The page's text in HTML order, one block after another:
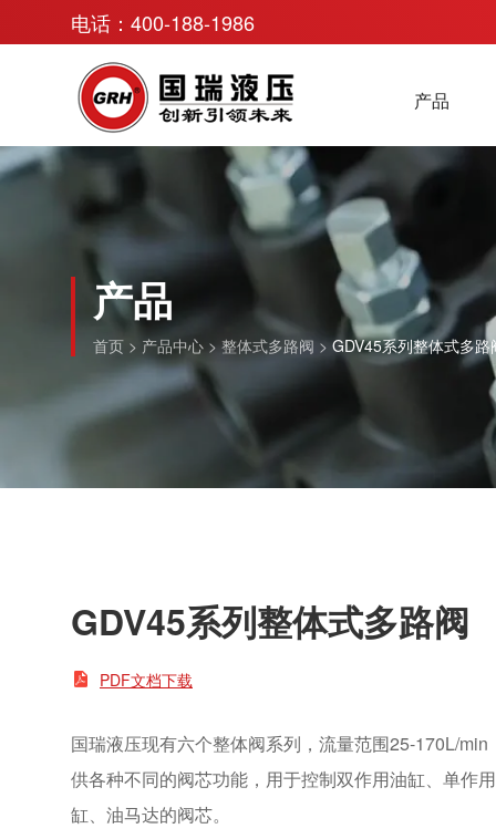
电话：400-188-1986
产品
产品
首页 > 产品中心 > 整体式多路阀 >GDV45系列整体式多路
GDV45系列整体式多路阀
 PDF文档下载
国瑞液压现有六个整体阀系列，流量范围25-170L/min
供各种不同的阀芯功能，用于控制双作用油缸、单作
缸、油马达的阀芯。